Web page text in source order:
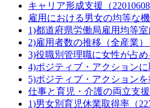
キャリア形成支援（
雇用における男女の均等な
1)都道府県労働局雇用均等
2)雇用者数の推移（全産業）
3)役職別管理職に女性が占
4)ポジティブ・アクション
5)ポジティブ・アクション
仕事と育児・介護の両立支
1)男女別育児休業取得率（